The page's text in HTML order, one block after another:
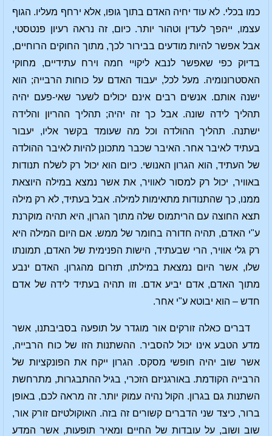
כמו בכלי. לא עוד יחיה האדם בתוך גופו, אלא ירחף מעליו. הגוף
עצמו, ייהפך לעדין וטהור יותר. כיום, זה נראה רעיון פנטסטי,
אבל אפשר להיות מודעים בבירור לכך, מתוך החוקים הרוחיים,
בדיוק כפי שאפשר לנבא ליקויי חמה וירח עתידיים, מחוקי
האסטרונומיה. מעל לכל, יעבוד האדם על כוחות הרבייה; הוא
ישנה אותם. אנשים רבים אינם יכולים לשער שאי-פעם יהיה
תהליך לידה שונה. אבל כך זה יהיה; תהליך ההריון והלידה
ישתנה. תהליך ההולדה וכל מה שעומד בקשר אליו, יעבור
בעתיד לאיבר אחר. האיבר שכבר מתכונן להיות לאיבר ההולדה
של העתיד, הוא הגרון האנושי. כיום הוא יכול רק לשלח תנודות
באוויר, יכול רק למסור לאוויר, את אשר נמצא במילה היוצאת
ממנו, כך שהתנודות מתאימות למילה. אבל בעתיד, לא רק מילה
תצא החוצה עם הריתמוס שלה מתוך הגרון, היא תהיה מוקרנת
ע"י האדם, תהיה חדורה בחומר של ממש. אם היום המילה היא
רק גלי אוויר, הרי שבעתיד, הישות הפנימית של האדם, תמונתו
שלו, אשר היום נמצאת במילתו, תזרום מהגרון. האדם ינבע
מתוך האדם, אדם יביע אדם. וזו תהיה בעתיד לידה של אדם
חדש – הוא יבוטא ע"י אחר.
דברים כאלה זורקים אור מוגדר על תופעה בסביבתנו, אשר
מדע הטבע אינו יכול להסביר. ההשתנות הזו של כוח הרבייה,
אשר שוב יהיה חופשי מסקס. הגרון ייקח את הפונקציות של
הרבייה הקודמת. באורגניזם הזכרי, בגיל ההתבגרות, מתרחשת
השתנות גם בגרון. הקול נהיה עמוק יותר. זה מראה לכם, באופן
ברור, כיצד שני הדברים קשורים זה בזה. האוקולטיזם זורק אור,
שוב ושוב, על עובדות של החיים ומאיר תופעות, אשר המדע